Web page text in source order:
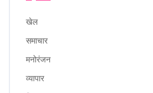
खेल
समाचार
मनोरंजन
व्यापार